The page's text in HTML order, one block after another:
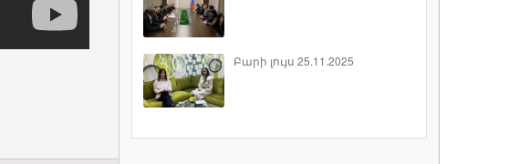
Բարի լույս 25.11.2025